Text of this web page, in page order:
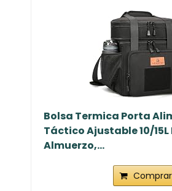
Bolsa Termica Porta
Táctico Ajustable 10/15L
Almuerzo,...